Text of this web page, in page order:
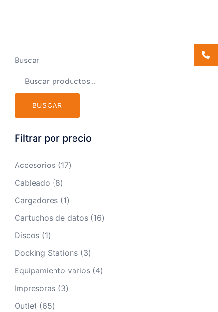
Buscar
BUSCAR
Filtrar por precio
Accesorios 1717
Cableado 88
productos
Cargadores 11
producto
Cartuchos de datos 1616
Discos 11
producto
Docking Stations 33
productos
Equipamiento varios 44
Impresoras 33
Outlet 6565